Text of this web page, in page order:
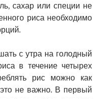
сахар или специи не
риса необходимо
с утра на голодный
в течение четырех
рис можно как
не важно. В первый